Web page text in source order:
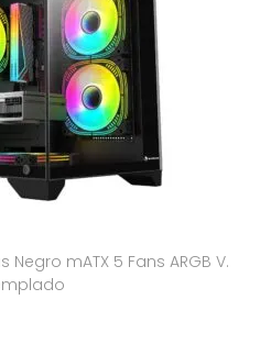
Negro mATX 5 Fans ARGB V.